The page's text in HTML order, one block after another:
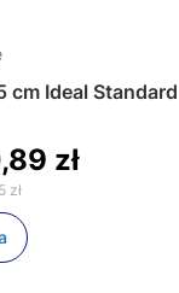
cm Ideal
zł
zł